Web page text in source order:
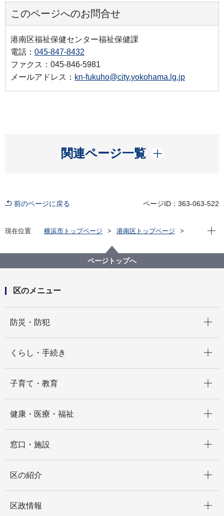
このページへのお問合せ
港南区福祉保健センター福祉保健課
電話： 045-847-8432
ファクス：045-846-5981
メールアドレス： kn-fukuho@city.yokohama.lg.jp
関連ページ一覧
開く
前のページに戻る ページID：363-063-522
現在位置 横浜市トップページ
港南区トップページ
民生委員・児童委員
０歳からのおやこコンサート（令和８年８月20日開
催）
現在
ページトップへ
区のメニュー
防災・防犯
くらし・手続き
子育て・教育
健康・医療・福祉
窓口・施設
区の紹介
区政情報